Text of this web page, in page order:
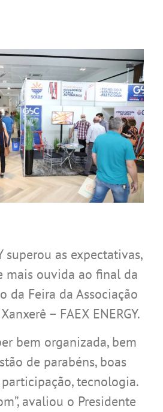
superou as expectativas,
mais ouvida ao final da
da Feira da Associação
– FAEX ENERGY.
bem organizada, bem
de parabéns, boas
participação, tecnologia.
avaliou o Presidente